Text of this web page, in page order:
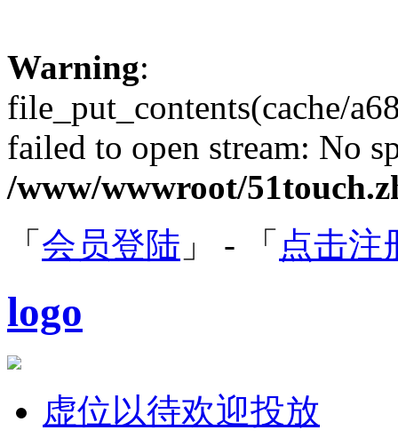
Warning:
file_put_contents(cache/
failed to open stream: No
/www/wwwroot/
「 会员登陆 」 - 「 点击注
logo
虚位以待欢迎投放